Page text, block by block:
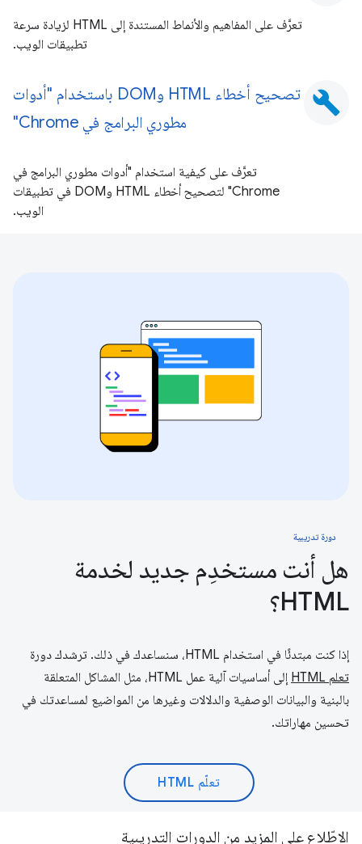
تعرَّف على المفاهيم والأنماط المستندة إلى HTML لزيادة سرعة
تطبيقات الويب.
build
تصحيح أخطاء HTML وDOM باستخدام "أدوات
مطوري البرامج في Chrome"
تعرَّف على كيفية استخدام "أدوات مطوري البرامج في
Chrome" لتصحيح أخطاء HTML وDOM في تطبيقات
الويب.
دورة تدريبية
هل أنت مستخدِم جديد لخدمة
HTML؟
إذا كنت مبتدئًا في استخدام HTML، سنساعدك في ذلك. ترشدك دورة
تعلم HTML
إلى أساسيات آلية عمل HTML، مثل المشاكل المتعلقة
بالبنية والبيانات الوصفية والدلالات وغيرها من المواضيع لمساعدتك في
تحسين مهاراتك.
تعلّم HTML
الاطّلاع على المزيد من الدورات التدريبية